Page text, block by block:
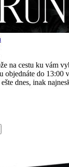
na cestu ku vám
objednáte do 13:00
dnes, inak